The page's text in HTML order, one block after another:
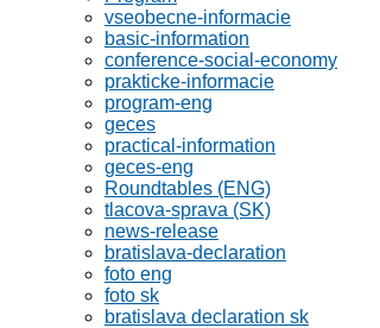
vseobecne-informacie
basic-information
conference-social-economy
prakticke-informacie
program-eng
geces
practical-information
geces-eng
Roundtables (ENG)
tlacova-sprava (SK)
news-release
bratislava-declaration
foto eng
foto sk
bratislava declaration sk